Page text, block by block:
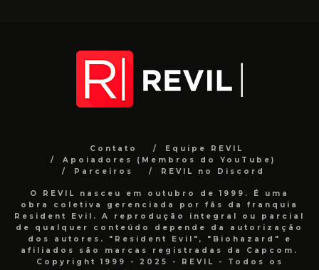
Contato
Equipe REVIL
Apoiadores (Membros do YouTube)
Parceiros
REVIL no Discord
O REVIL nasceu em outubro de 1999. É uma
obra coletiva gerenciada por fãs da franquia
Resident Evil. A reprodução integral ou parcial
de qualquer conteúdo depende da autorização
dos autores. "Resident Evil", "Biohazard" e
afiliados são marcas registradas da Capcom.
Copyright 1999 - 2025 - REVIL - Todos os